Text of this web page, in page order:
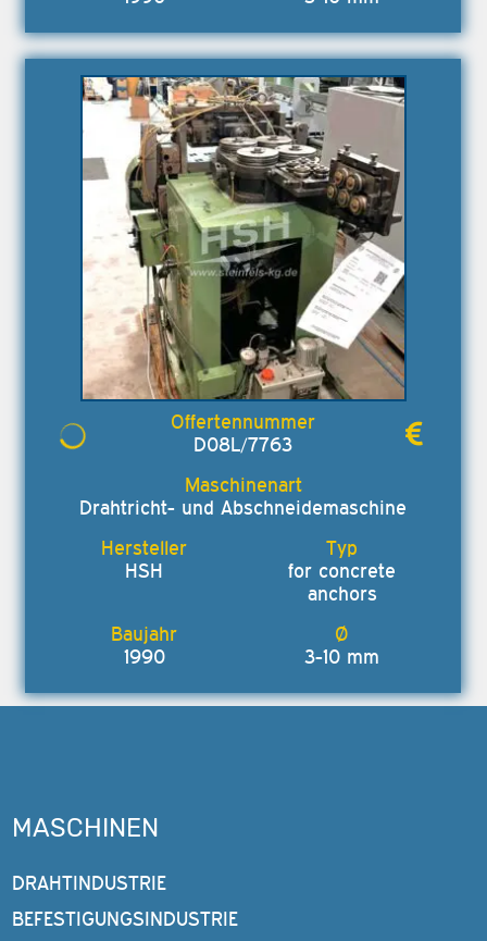
D08L/7763
Drahtricht- und Abschneidemaschine
HSH
for concrete
anchors
1990 3-10 mm
MASCHINEN
DRAHTINDUSTRIE
BEFESTIGUNGSINDUSTRIE